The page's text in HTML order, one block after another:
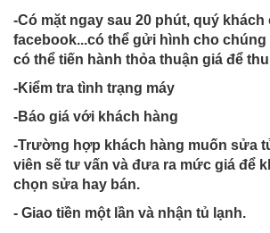
-Có mặt ngay sau 20 phút, quý
facebook...có thể gửi hình cho
có thể tiến hành thỏa thuận giá để
-Kiểm tra tình trạng máy
-Báo giá với khách hàng
-Trường hợp khách hàng muốn sửa
viên sẽ tư vấn và đưa ra mức giá để
chọn sửa hay bán.
- Giao tiền một lần và nhận tủ lạnh.